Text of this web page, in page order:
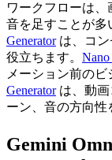
ワークフローは
音を足すことが多
Generatorは、コン
役立ちます。 Nano
メーション前のビ
Generatorは、動画
ーン、音の方向性
Gemini